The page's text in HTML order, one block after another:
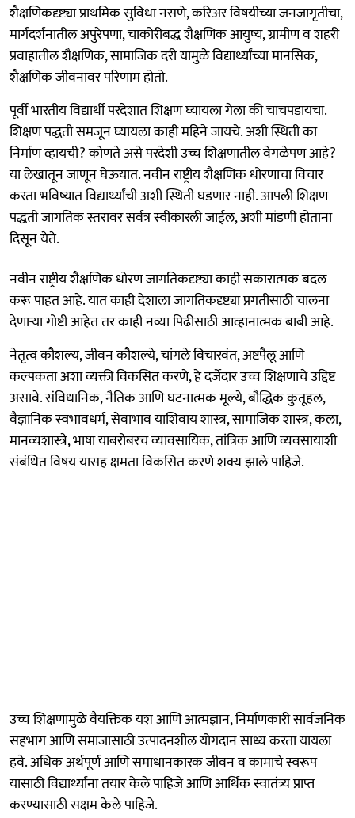
शैक्षणिकदृष्ट्या प्राथमिक सुविधा नसणे, करिअर विषयीच्या जनजागृतीचा,
मार्गदर्शनातील अपुरेपणा, चाकोरीबद्ध शैक्षणिक आयुष्य, ग्रामीण व शहरी
प्रवाहातील शैक्षणिक, सामाजिक दरी यामुळे विद्यार्थ्यांच्या मानसिक,
शैक्षणिक जीवनावर परिणाम होतो.
पूर्वी भारतीय विद्यार्थी परदेशात शिक्षण घ्यायला गेला की चाचपडायचा.
शिक्षण पद्धती समजून घ्यायला काही महिने जायचे. अशी स्थिती का
निर्माण व्हायची? कोणते असे परदेशी उच्च शिक्षणातील वेगळेपण आहे?
या लेखातून जाणून घेऊयात. नवीन राष्ट्रीय शैक्षणिक धोरणाचा विचार
करता भविष्यात विद्यार्थ्यांची अशी स्थिती घडणार नाही. आपली शिक्षण
पद्धती जागतिक स्तरावर सर्वत्र स्वीकारली जाईल, अशी मांडणी होताना
दिसून येते.
नवीन राष्ट्रीय शैक्षणिक धोरण जागतिकदृष्ट्या काही सकारात्मक बदल
करू पाहत आहे. यात काही देशाला जागतिकदृष्ट्या प्रगतीसाठी चालना
देणाऱ्या गोष्टी आहेत तर काही नव्या पिढीसाठी आव्हानात्मक बाबी आहे.
नेतृत्व कौशल्य, जीवन कौशल्ये, चांगले विचारवंत, अष्टपैलू आणि
कल्पकता अशा व्यक्ती विकसित करणे, हे दर्जेदार उच्च शिक्षणाचे उद्दिष्ट
असावे. संविधानिक, नैतिक आणि घटनात्मक मूल्ये, बौद्धिक कुतूहल,
वैज्ञानिक स्वभावधर्म, सेवाभाव याशिवाय शास्त्र, सामाजिक शास्त्र, कला,
मानव्यशास्त्रे, भाषा याबरोबरच व्यावसायिक, तांत्रिक आणि व्यवसायाशी
संबंधित विषय यासह क्षमता विकसित करणे शक्य झाले पाहिजे.
उच्च शिक्षणामुळे वैयक्तिक यश आणि आत्मज्ञान, निर्माणकारी सार्वजनिक
सहभाग आणि समाजासाठी उत्पादनशील योगदान साध्य करता यायला
हवे. अधिक अर्थपूर्ण आणि समाधानकारक जीवन व कामाचे स्वरूप
यासाठी विद्यार्थ्यांना तयार केले पाहिजे आणि आर्थिक स्वातंत्र्य प्राप्त
करण्यासाठी सक्षम केले पाहिजे.